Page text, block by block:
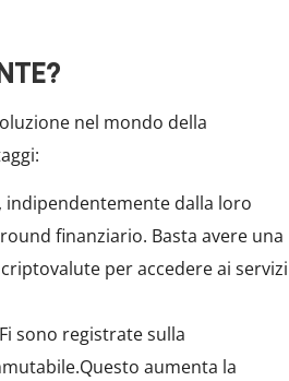
nel mondo della
indipendentemente dalla loro
finanziario. Basta avere una
per accedere ai servizi
sono registrate sulla
aumenta la